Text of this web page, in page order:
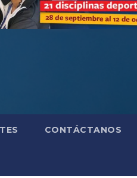
CONTÁCTANOS